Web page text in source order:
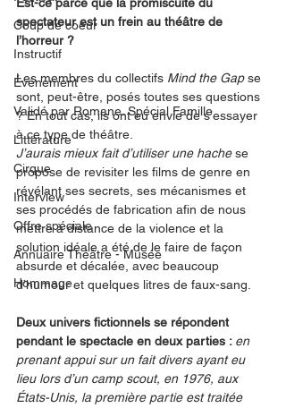
Coup de coeur
Instructif
Événement
Validé par Romane. Spécial Famille
Littérature
Cirque
Interview
Offre spéciale
Annuaire Théâtre - Musée
Hommage
spectateur est un frein au théâtre de
l’horreur ?
Les membres du collectifs Mind the Gap se
sont, peut-être, posés toutes ses questions
? En tout cas, ils ont eu envie de s’essayer
à ce type de théâtre.
J’aurais mieux fait d’utiliser une hache se
propose de revisiter les films de genre en
révélant ses secrets, ses mécanismes et
ses procédés de fabrication afin de nous
mettre à distance de la violence et la
solution idéale a été de le faire de façon
absurde et décalée, avec beaucoup
d’humour et quelques litres de faux-sang.
Deux univers fictionnels se répondent
pendant le spectacle en deux parties : en
prenant appui sur un fait divers ayant eu
lieu lors d’un camp scout, en 1976, aux
États-Unis, la première partie est traitée